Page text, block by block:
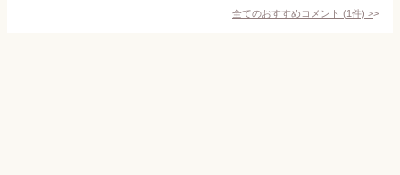
全てのおすすめコメント (1件) >